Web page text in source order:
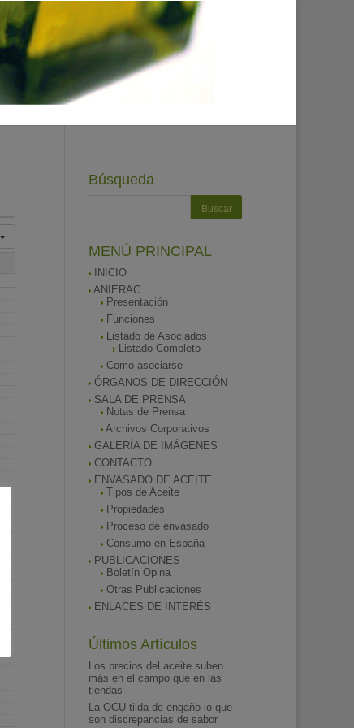
Búsqueda
MENÚ PRINCIPAL
INICIO
ANIERAC
Presentación
Funciones
Listado de Asociados
Listado Completo
Como asociarse
ÓRGANOS DE DIRECCIÓN
SALA DE PRENSA
Notas de Prensa
Archivos Corporativos
GALERÍA DE IMÁGENES
CONTACTO
ENVASADO DE ACEITE
Tipos de Aceite
Propiedades
Proceso de envasado
Consumo en España
PUBLICACIONES
Boletín Opina
Otras Publicaciones
ENLACES DE INTERÉS
Últimos Artículos
Los precios del aceite suben
más en el campo que en las
tiendas
La OCU tilda de engaño lo que
son discrepancias de sabor